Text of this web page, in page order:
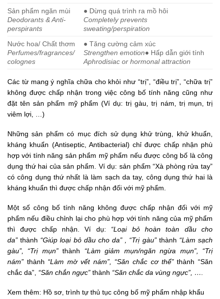
Sản phẩm ngăn mùi
Deodorants & Anti-
perspirants
● Dừng quá trình ra mồ hôi
Completely prevents
sweating/perspiration
Nước hoa/ Chất thơm
Perfumes/fragrances/
colognes
● Tăng cường cảm xúc
Strengthen emotion● Hấp dẫn giới tính
Aphrodisiac or hormonal attraction
Các từ mang ý nghĩa chữa cho khỏi như “trị”, “điều trị”, “chữa trị”
không được chấp nhận trong việc công bố tính năng cũng như
đặt tên sản phẩm mỹ phẩm (Ví dụ: trị gàu, trị nám, trị mụn, trị
viêm lợi, …)
Những sản phẩm có mục đích sử dụng khử trùng, khử khuẩn,
kháng khuẩn (Antiseptic, Antibacterial) chỉ được chấp nhận phù
hợp với tính năng sản phẩm mỹ phẩm nếu được công bố là công
dụng thứ hai của sản phẩm. Ví dụ: sản phẩm “Xà phòng rửa tay”
có công dụng thứ nhất là làm sạch da tay, công dụng thứ hai là
kháng khuẩn thì được chấp nhận đối với mỹ phẩm.
Một số công bố tính năng không được chấp nhận đối với mỹ
phẩm nếu điều chỉnh lại cho phù hợp với tính năng của mỹ phẩm
thì được chấp nhận. Ví dụ: “Loại bỏ hoàn toàn dầu cho
da”thành “Giúp loại bỏ dầu cho da” , “Trị gàu” thành “Làm sạch
gàu”, “Trị mụn”thành “Làm giảm mụn/ngăn ngừa mụn”, “Trị
nám” thành “Làm mờ vết nám”, “Săn chắc cơ thể”thành “Săn
chắc da”, “Săn chắn ngực” thành “Săn chắc da vùng ngực”, ….
Xem thêm: Hồ sơ, trình tự thủ tục công bố mỹ phẩm nhập khẩu